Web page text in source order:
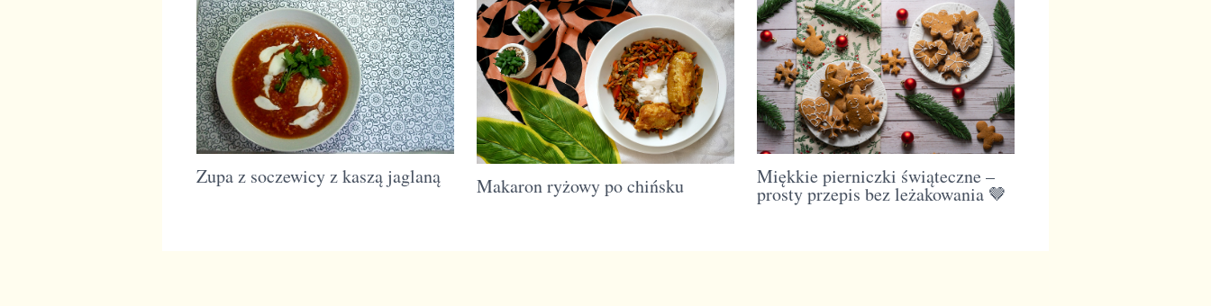
Zupa z soczewicy z kaszą jaglaną Makaron ryżowy po chińsku Miękkie pierniczki świąteczne –
prosty przepis bez leżakowania 🤎